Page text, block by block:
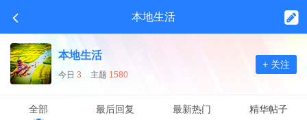
本地生活
本地生活
今日 3 主题 1580
+ 关注
全部 最后回复 最新热门 精华帖子